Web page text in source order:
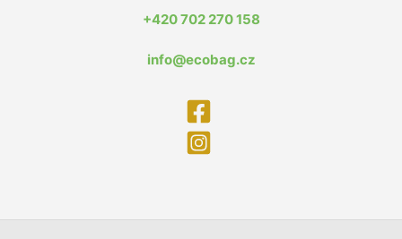
+420 702 270 158
info@ecobag.cz